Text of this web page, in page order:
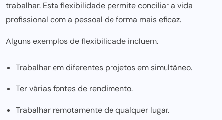
trabalhar. Esta flexibilidade permite conciliar a vida
profissional com a pessoal de forma mais eficaz.
Alguns exemplos de flexibilidade incluem:
Trabalhar em diferentes projetos em simultâneo.
Ter várias fontes de rendimento.
Trabalhar remotamente de qualquer lugar.